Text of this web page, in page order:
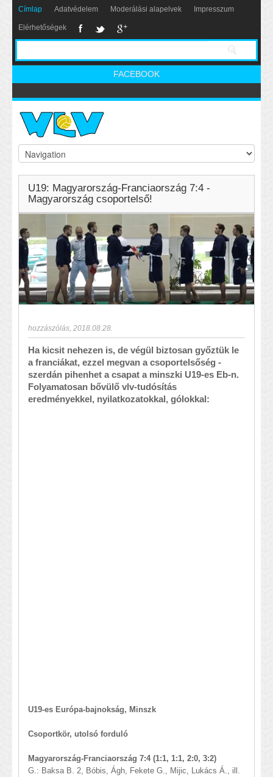
Címlap Adatvédelem Moderálási alapelvek Impresszum
Elérhetőségek
FACEBOOK
U19: Magyarország-Franciaország 7:4 -
Magyarország csoportelső!
hozzászólás 2018.08.28.
Ha kicsit nehezen is, de végül biztosan győztük le
a franciákat, ezzel megvan a csoportelsőség -
szerdán pihenhet a csapat a minszki U19-es Eb-n.
Folyamatosan bővülő vlv-tudósítás
eredményekkel, nyilatkozatokkal, gólokkal:
U19-es Európa-bajnokság, Minszk
Csoportkör, utolsó forduló
Magyarország-Franciaország 7:4 (1:1, 1:1, 2:0, 3:2)
G.: Baksa B. 2, Bóbis, Ágh, Fekete G., Mijic, Lukács Á., ill.